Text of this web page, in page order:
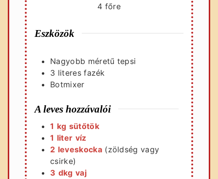
4 főre
Eszközök
Nagyobb méretű tepsi
3 literes fazék
Botmixer
A leves hozzávalói
1 kg sütőtök
1 liter víz
2 leveskocka (zöldség vagy
csirke)
3 dkg vaj